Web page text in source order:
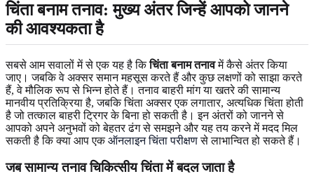
चिंता बनाम तनाव: मुख्य अंतर जिन्हें आपको जानने
की आवश्यकता है
सबसे आम सवालों में से एक यह है किचिंता बनाम तनावमें कैसे अंतर किया
जाए। जबकि वे अक्सर समान महसूस करते हैं और कुछ लक्षणों को साझा करते
हैं, वे मौलिक रूप से भिन्न होते हैं। तनाव बाहरी मांग या खतरे की सामान्य
मानवीय प्रतिक्रिया है, जबकि चिंता अक्सर एक लगातार, अत्यधिक चिंता होती
है जो तत्काल बाहरी ट्रिगर के बिना हो सकती है। इन अंतरों को जानने से
आपको अपने अनुभवों को बेहतर ढंग से समझने और यह तय करने में मदद मिल
सकती है कि क्या आप एकऑनलाइन चिंता परीक्षणसे लाभान्वित हो सकते हैं।
जब सामान्य तनावचिकित्सीय चिंतामें बदल जाता है